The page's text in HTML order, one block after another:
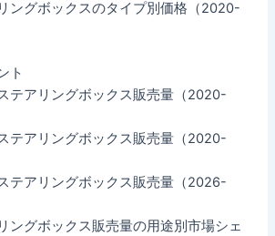
ングボックスのタイプ別価格（2020-
ト
テアリングボックス販売量（2020-
テアリングボックス販売量（2020-
テアリングボックス販売量（2026-
ングボックス販売量の用途別市場シェ